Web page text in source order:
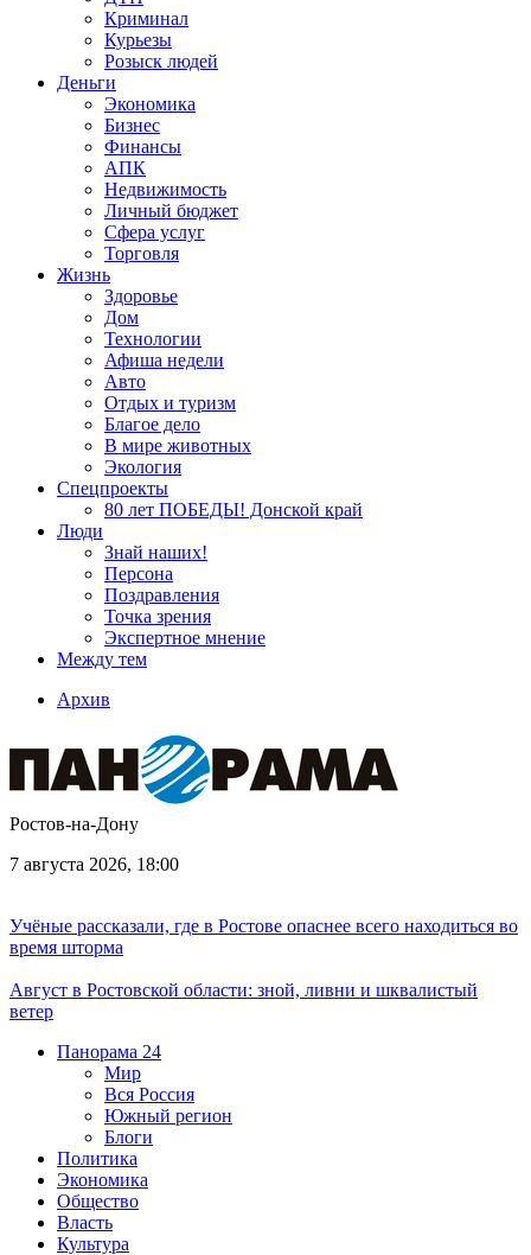
Криминал
Курьезы
Розыск людей
Деньги
Экономика
Бизнес
Финансы
АПК
Недвижимость
Личный бюджет
Сфера услуг
Торговля
Жизнь
Здоровье
Дом
Технологии
Афиша недели
Авто
Отдых и туризм
Благое дело
В мире животных
Экология
Спецпроекты
80 лет ПОБЕДЫ! Донской край
Люди
Знай наших!
Персона
Поздравления
Точка зрения
Экспертное мнение
Между тем
Архив
Ростов-на-Дону
7 августа 2026, 18:00
Учёные рассказали, где в Ростове опаснее всего находиться во
время шторма
Август в Ростовской области: зной, ливни и шквалистый
ветер
Панорама 24
Мир
Вся Россия
Южный регион
Блоги
Политика
Экономика
Общество
Власть
Культура